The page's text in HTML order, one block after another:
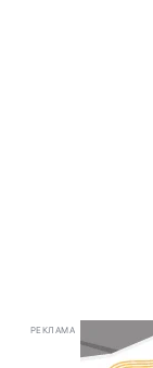
РЕКЛАМА